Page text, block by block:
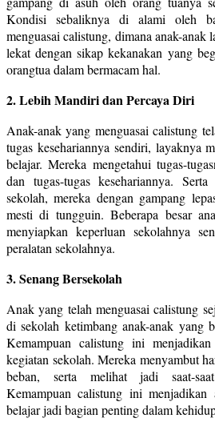
Kondisi sebaliknya di alami oleh
menguasai calistung, dimana anak-anak
lekat dengan sikap kekanakan yang
orangtua dalam bermacam hal.
2. Lebih Mandiri dan Percaya Diri
Anak-anak yang menguasai calistung
tugas kesehariannya sendiri, layaknya
belajar. Mereka mengetahui tugas-
dan tugas-tugas kesehariannya.
sekolah, mereka dengan gampang
mesti di tungguin. Beberapa besar
menyiapkan keperluan sekolahnya
peralatan sekolahnya.
3. Senang Bersekolah
Anak yang telah menguasai calistung
di sekolah ketimbang anak-anak yang
Kemampuan calistung ini
kegiatan sekolah. Mereka menyambut
beban, serta melihat jadi saat-
Kemampuan calistung ini menjadikan
belajar jadi bagian penting dalam